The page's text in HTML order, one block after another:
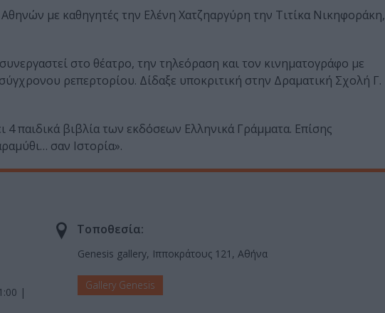
με καθηγητές την Ελένη Χατζηαργύρη την Τιτίκα Νικηφοράκη,
στο θέατρο, την τηλεόραση και τον κινηματογράφο με
ρεπερτορίου. Δίδαξε υποκριτική στην Δραματική Σχολή Γ.
4 παιδικά βιβλία των εκδόσεων Ελληνικά Γράμματα. Επίσης
σαν Ιστορία».
|
Τοποθεσία:
Genesis gallery, Ιπποκράτους 121, Αθήνα
Gallery Genesis